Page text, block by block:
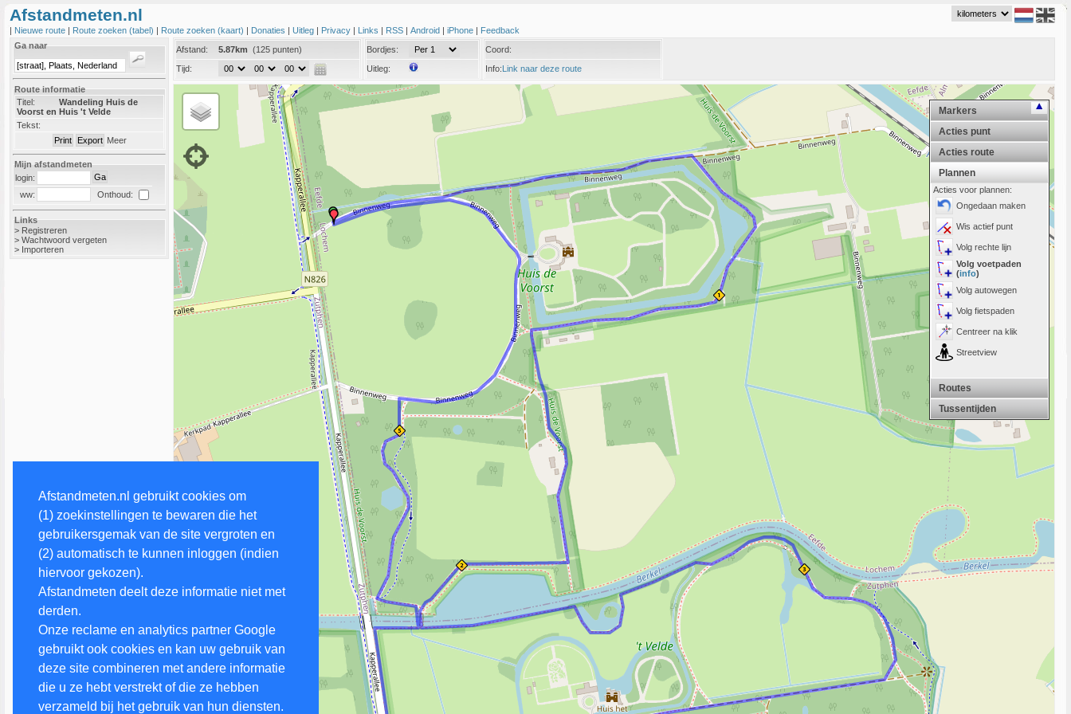
Afstandmeten.nl gebruikt cookies om
(1) zoekinstellingen te bewaren die het
gebruikersgemak van de site vergroten en
(2) automatisch te kunnen inloggen (indien
hiervoor gekozen).
Afstandmeten deelt deze informatie niet met
derden.
Onze reclame en analytics partner Google
gebruikt ook cookies en kan uw gebruik van
deze site combineren met andere informatie
die u ze hebt verstrekt of die ze hebben
verzameld bij het gebruik van hun diensten.
Afstandmeten.nl
| Nieuwe route | Route zoeken (tabel) | Route zoeken (kaart) | Donaties | Uitleg | Privacy | Links | RSS | Android | iPhone | Feedback
Ga naar
Route informatie
Titel:
Wandeling Huis de
Voorst en Huis 't Velde
Tekst:
Meer
Mijn afstandmeten
login:
ww:
Onthoud:
Links
> Registreren
> Wachtwoord vergeten
> Importeren
Afstand: 5.87km
(125 punten)
Tijd:
Bordjes:
Uitleg:
Coord:
Info:Link naar deze route
Markers
Acties punt
Acties route
Plannen
Acties voor plannen:
Ongedaan maken
Wis actief punt
Volg rechte lijn
Volg voetpaden
(info)
Volg autowegen
Volg fietspaden
Centreer na klik
Streetview
Routes
Tussentijden